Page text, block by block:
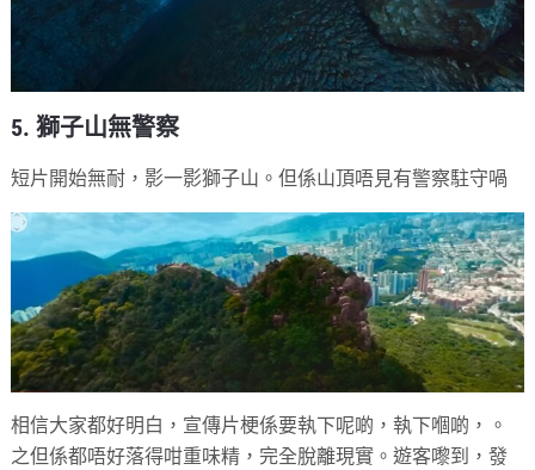
5. 獅子山無警察
短片開始無耐，影一影獅子山。但係山頂唔見有警察駐守喎
相信大家都好明白，宣傳片梗係要執下呢啲，執下嗰啲，。
之但係都唔好落得咁重味精，完全脫離現實。遊客嚟到，發